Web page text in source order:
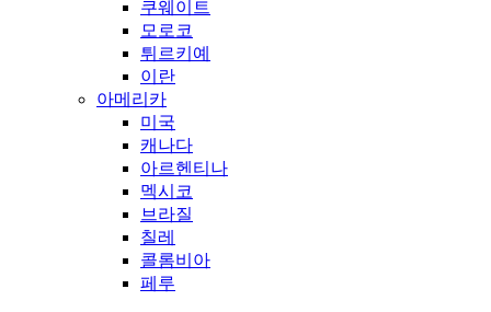
쿠웨이트
모로코
튀르키예
이란
아메리카
미국
캐나다
아르헨티나
멕시코
브라질
칠레
콜롬비아
페루